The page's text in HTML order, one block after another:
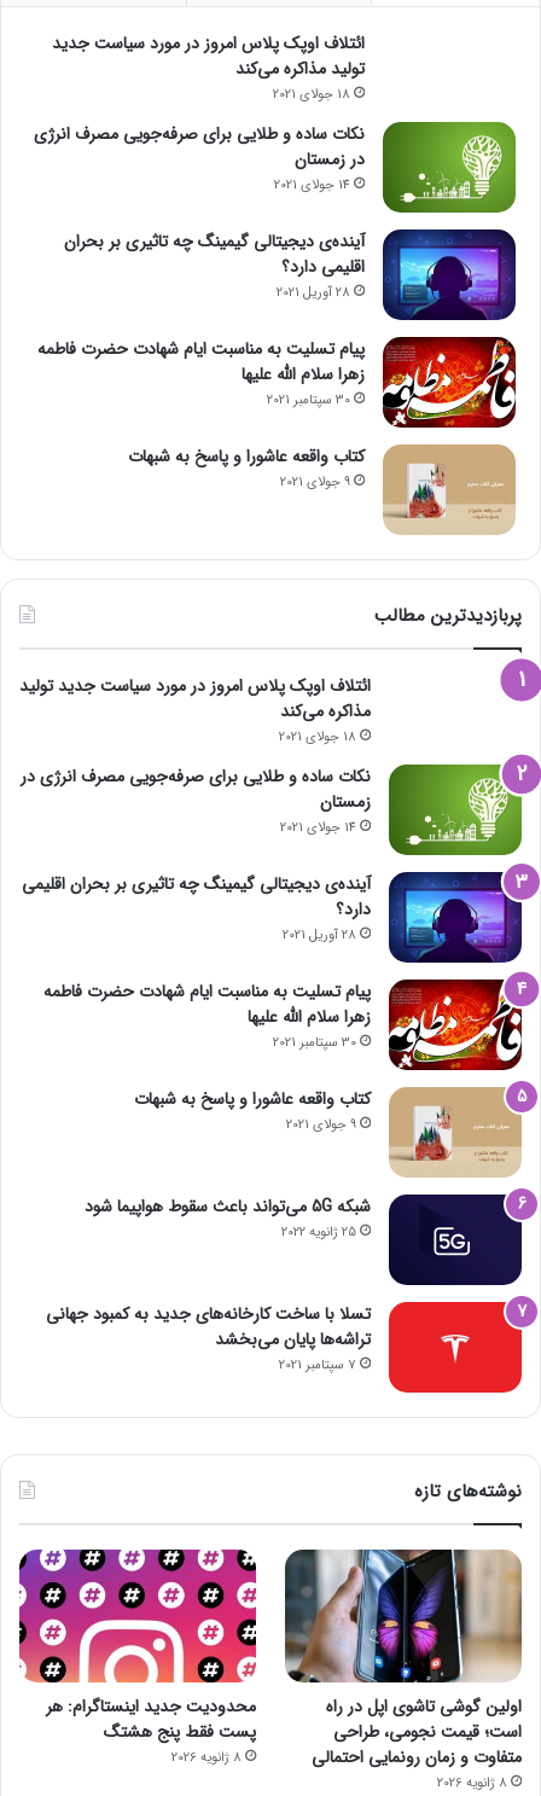
د
م
م
ی
ائتلاف اوپک پلاس امروز در مورد سیاست جدید
تولید مذاکره می‌کند
18 جولای 2021
نکات ساده و طلایی برای صرفه‌جویی مصرف انرژی
در زمستان
14 جولای 2021
آینده‌ی دیجیتالی گیمینگ چه تاثیری بر بحران
اقلیمی دارد؟
28 آوریل 2021
پیام تسلیت به مناسبت ایام شهادت حضرت فاطمه
زهرا سلام الله علیها
30 سپتامبر 2021
کتاب واقعه عاشورا و پاسخ به شبهات
9 جولای 2021
پربازدیدترین مطالب
ائتلاف اوپک پلاس امروز در مورد سیاست جدید تولید
مذاکره می‌کند
18 جولای 2021
نکات ساده و طلایی برای صرفه‌جویی مصرف انرژی در
زمستان
14 جولای 2021
آینده‌ی دیجیتالی گیمینگ چه تاثیری بر بحران اقلیمی
دارد؟
28 آوریل 2021
پیام تسلیت به مناسبت ایام شهادت حضرت فاطمه
زهرا سلام الله علیها
30 سپتامبر 2021
کتاب واقعه عاشورا و پاسخ به شبهات
9 جولای 2021
شبکه 5G می‌تواند باعث سقوط هواپیما شود
25 ژانویه 2022
تسلا با ساخت کارخانه‌های جدید به کمبود جهانی
تراشه‌ها پایان می‌بخشد
7 سپتامبر 2021
نوشته‌های تازه
اولین گوشی تاشوی اپل در راه
است؛ قیمت نجومی، طراحی
متفاوت و زمان رونمایی احتمالی
8 ژانویه 2026
محدودیت جدید اینستاگرام: هر
پست فقط پنج هشتگ
8 ژانویه 2026